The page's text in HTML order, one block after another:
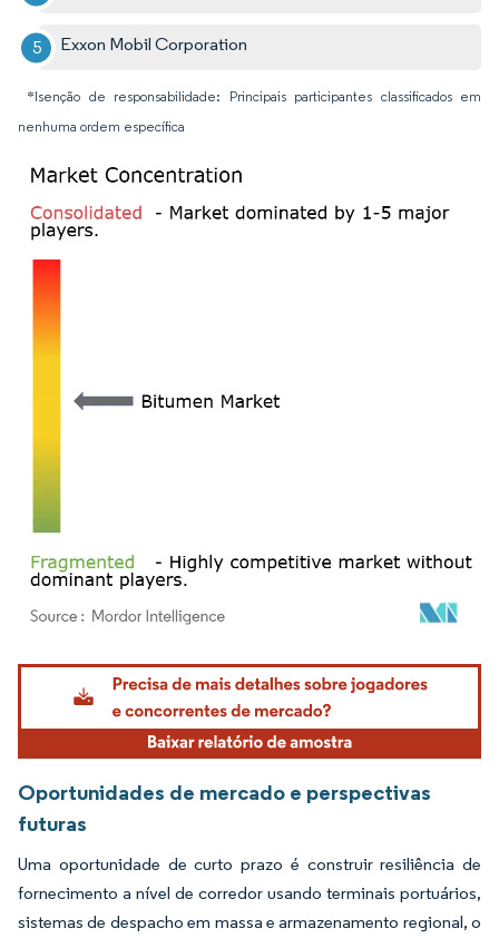
Exxon Mobil Corporation
*Isenção de responsabilidade: Principais participantes classificados em
nenhuma ordem específica
Imagem © Mordor Intelligence. O reuso requer atribuição conforme CC BY 4.0.
Oportunidades de mercado e perspectivas
futuras
Uma oportunidade de curto prazo é construir resiliência de
fornecimento a nível de corredor usando terminais portuários,
sistemas de despacho em massa e armazenamento regional, o